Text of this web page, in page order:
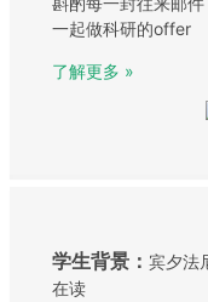
一起做科研的offer
了解更多 »
学生背景： 宾夕法
在读